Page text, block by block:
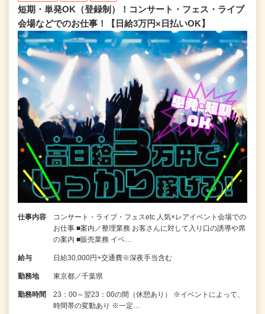
短期・単発OK（登録制）！コンサート・フェス・ライブ
会場などでのお仕事！【日給3万円×日払いOK】
仕事内容
コンサート・ライブ・フェスetc 人気×レアイベント会場での
お仕事 ■案内／整理業務 お客さんに対して入り口の誘導や席
の案内 ■販売業務 イベ…
給与 日給30,000円+交通費※深夜手当含む
勤務地 東京都／千葉県
勤務時間
23：00～翌23：00の間（休憩あり） ※イベントによって、
時間帯の変動あり ※一定…